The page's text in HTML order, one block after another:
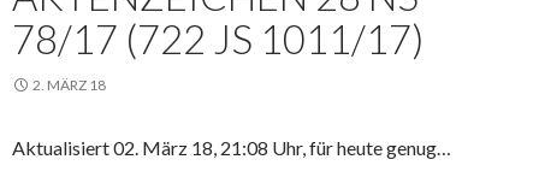
78/17 (722 JS 1011/17)
2. MÄRZ 18
Aktualisiert 02. März 18, 21:08 Uhr, für heute genug…